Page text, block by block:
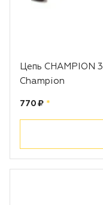
Цепь CHAMPION
Champion
Цена:
770 ₽ рублей
*